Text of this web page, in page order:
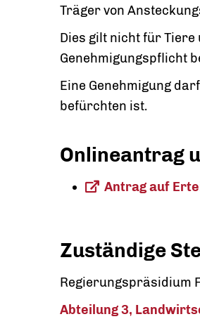
Träger von
Dies gilt nicht für
Genehmigungspflicht
Eine Genehmigung
befürchten ist.
Onlineantrag
Antrag auf
Zuständige
Regierungspräsidium
Abteilung 3,